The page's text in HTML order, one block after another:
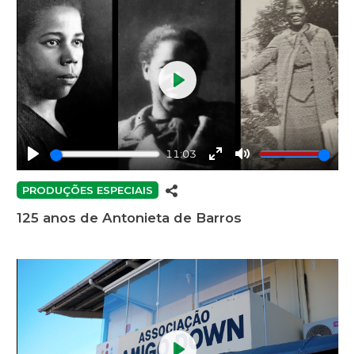
Play
11:03
EnterMute
Play
PRODUÇÕES ESPECIAIS
125 anos de Antonieta de Barros